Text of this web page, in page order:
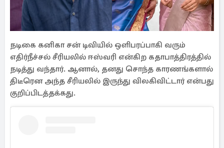
நடிகை கனிகா சன் டிவியில் ஒளிபரப்பாகி வரும்
எதிர்நீச்சல் சீரியலில் ஈஸ்வரி என்கிற கதாபாத்திரத்தில்
நடித்து வந்தார். ஆனால், தனது சொந்த காரணங்களால்
திடீரென அந்த சீரியலில் இருந்து விலகிவிட்டார் என்பது
குறிப்பிடத்தக்கது.